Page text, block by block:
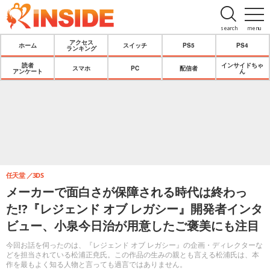
menu
search
ホーム
アクセス
ランキング
スイッチ PS5 PS4
読者
アンケート
スマホ PC 配信者
インサイドちゃ
ん
メーカーで面白さが保障される時代は終わっ
た!?『レジェンド オブ レガシー』開発者インタ
ビュー、小泉今日治が用意したご褒美にも注目
今回お話を伺ったのは、『レジェンド オブ レガシー』の企画・ディレクターな
どを担当されている松浦正尭氏。この作品の生みの親とも言える松浦氏は、本
作を最もよく知る人物と言っても過言ではありません。
任天堂 3DS